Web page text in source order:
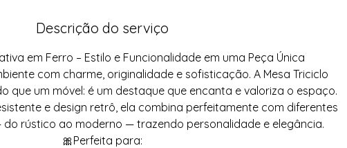
Descrição do serviço
em Ferro – Estilo e Funcionalidade em uma Peça Única
com charme, originalidade e sofisticação. A Mesa Triciclo
que um móvel: é um destaque que encanta e valoriza o espaço.
e design retrô, ela combina perfeitamente com diferentes
rústico ao moderno — trazendo personalidade e elegância.
🎀Perfeita para: